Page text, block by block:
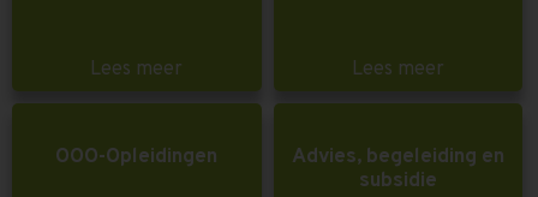
Lees meer Lees meer
OOO-Opleidingen
Advies, begeleiding en
subsidie